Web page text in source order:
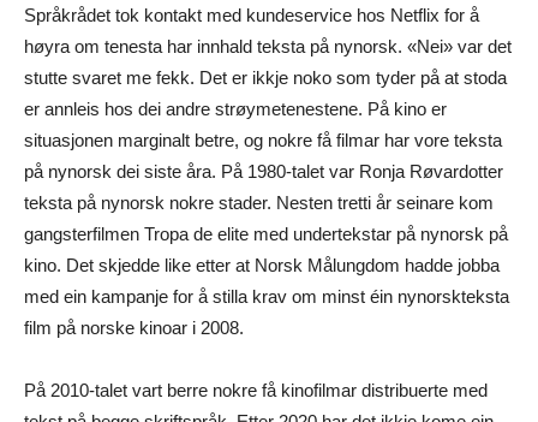
Språkrådet tok kontakt med kundeservice hos Netflix for å
høyra om tenesta har innhald teksta på nynorsk. «Nei» var det
stutte svaret me fekk. Det er ikkje noko som tyder på at stoda
er annleis hos dei andre strøymetenestene. På kino er
situasjonen marginalt betre, og nokre få filmar har vore teksta
på nynorsk dei siste åra. På 1980-talet var Ronja Røvardotter
teksta på nynorsk nokre stader. Nesten tretti år seinare kom
gangsterfilmen Tropa de elite med undertekstar på nynorsk på
kino. Det skjedde like etter at Norsk Målungdom hadde jobba
med ein kampanje for å stilla krav om minst éin nynorskteksta
film på norske kinoar i 2008.
På 2010-talet vart berre nokre få kinofilmar distribuerte med